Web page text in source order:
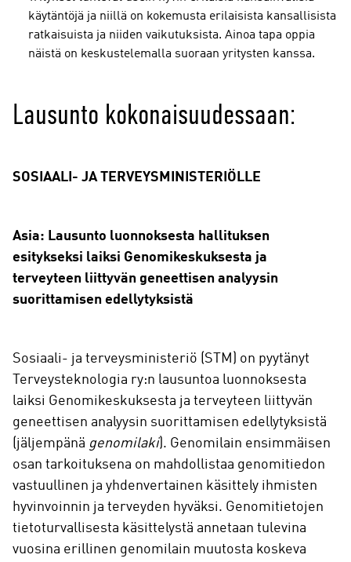
käytäntöjä ja niillä on kokemusta erilaisista kansallisista
ratkaisuista ja niiden vaikutuksista. Ainoa tapa oppia
näistä on keskustelemalla suoraan yritysten kanssa.
Lausunto kokonaisuudessaan:
SOSIAALI- JA TERVEYSMINISTERIÖLLE
Asia: Lausunto luonnoksesta hallituksen
esitykseksi laiksi Genomikeskuksesta ja
terveyteen liittyvän geneettisen analyysin
suorittamisen edellytyksistä
Sosiaali- ja terveysministeriö (STM) on pyytänyt
Terveysteknologia ry:n lausuntoa luonnoksesta
laiksi Genomikeskuksesta ja terveyteen liittyvän
geneettisen analyysin suorittamisen edellytyksistä
(jäljempänä genomilaki). Genomilain ensimmäisen
osan tarkoituksena on mahdollistaa genomitiedon
vastuullinen ja yhdenvertainen käsittely ihmisten
hyvinvoinnin ja terveyden hyväksi. Genomitietojen
tietoturvallisesta käsittelystä annetaan tulevina
vuosina erillinen genomilain muutosta koskeva